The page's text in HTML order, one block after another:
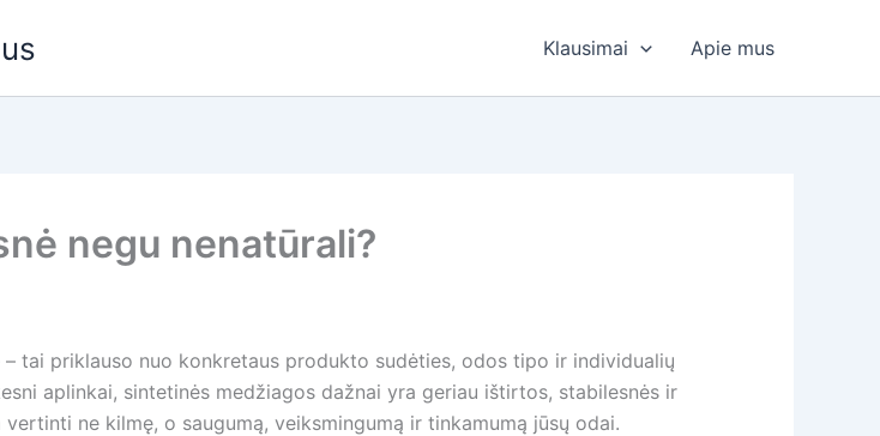
Klausimai Apie mus
negu nenatūrali?
tai priklauso nuo konkretaus produkto sudėties, odos tipo ir individualių
aplinkai, sintetinės medžiagos dažnai yra geriau ištirtos, stabilesnės ir
ne kilmę, o saugumą, veiksmingumą ir tinkamumą jūsų odai.